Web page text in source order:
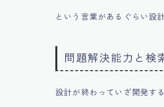
という言葉があるぐらい設
問題解決能力と検
設計が終わっていざ開発す